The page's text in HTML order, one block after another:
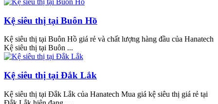
Kệ siêu thị tại Buôn Hồ
Kệ siêu thị tại Buôn Hồ giá rẻ và chất lượng hàng đầu của Hanatech
Kệ siêu thị tại Buôn ...
Kệ siêu thị tại Đắk Lắk
Kệ siêu thị tại Đắk Lắk của Hanatech Mua giá kệ siêu thị giá rẻ tại